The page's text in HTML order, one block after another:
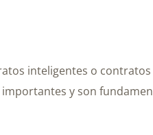
inteligentes o contratos
y son